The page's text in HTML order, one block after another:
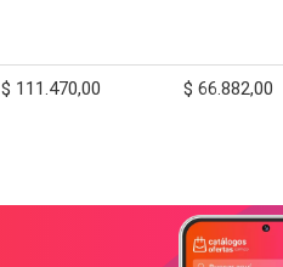
$ 111.470,00 $ 66.882,00